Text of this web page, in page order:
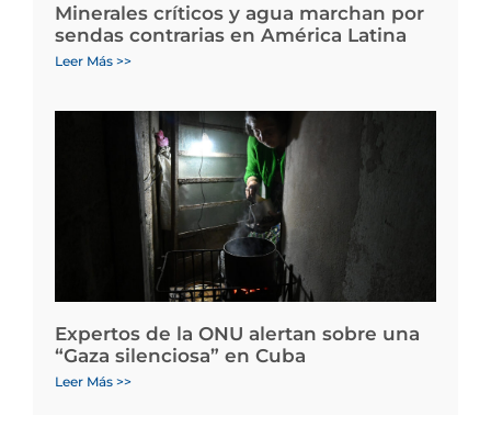
Minerales críticos y agua marchan por
sendas contrarias en América Latina
Leer Más >>
Expertos de la ONU alertan sobre una
“Gaza silenciosa” en Cuba
Leer Más >>